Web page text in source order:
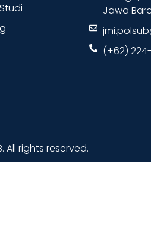
Jawa
(+62)
All rights reserved.